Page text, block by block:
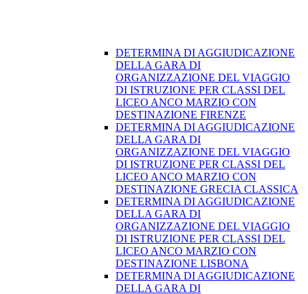
DETERMINA DI AGGIUDICAZIONE
DELLA GARA DI
ORGANIZZAZIONE DEL VIAGGIO
DI ISTRUZIONE PER CLASSI DEL
LICEO ANCO MARZIO CON
DESTINAZIONE FIRENZE
DETERMINA DI AGGIUDICAZIONE
DELLA GARA DI
ORGANIZZAZIONE DEL VIAGGIO
DI ISTRUZIONE PER CLASSI DEL
LICEO ANCO MARZIO CON
DESTINAZIONE GRECIA CLASSICA
DETERMINA DI AGGIUDICAZIONE
DELLA GARA DI
ORGANIZZAZIONE DEL VIAGGIO
DI ISTRUZIONE PER CLASSI DEL
LICEO ANCO MARZIO CON
DESTINAZIONE LISBONA
DETERMINA DI AGGIUDICAZIONE
DELLA GARA DI